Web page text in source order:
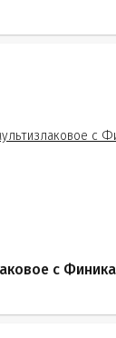
с